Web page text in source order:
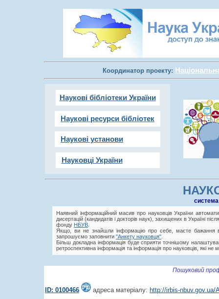
Координатор проекту:
Наукові бібліотеки України
Наукові ресурси бібліотек
Наукові установи
Науковці України
cистема
Наявний інформаційний масив про науковців України
дисертацій (кандидатів і докторів наук), захищених в Україні
фонду НБУВ
Якщо, ви не знайшли інформацію про себе, маєте бажання
запрошуємо заповнити "Анкету науковця"
Більш докладна інформація буде сприяти точнішому
ретроспективна інформація та інформація про науковців, які не
Пошуковий
ID: 0100466 адреса матеріалу: http://irbis-nbuv.gov.ua/